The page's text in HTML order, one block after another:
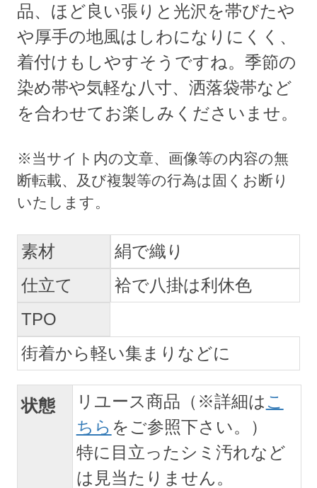
品、ほど良い張りと光沢を帯びたや
や厚手の地風はしわになりにくく、
着付けもしやすそうですね。季節の
染め帯や気軽な八寸、洒落袋帯など
を合わせてお楽しみくださいませ。
素材
絹で織り
仕立て
袷で八掛は利休色
TPO
街着から軽い集まりなどに
状態 リユース商品（※詳細は こ
ちら をご参照下さい。）
特に目立ったシミ汚れなど
は見当たりません。